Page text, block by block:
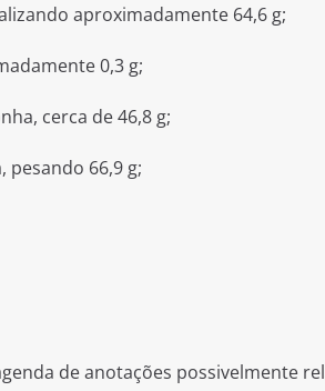
aproximadamente 64,6 g;
0,3 g;
cerca de 46,8 g;
pesando 66,9 g;
de anotações possivelmente